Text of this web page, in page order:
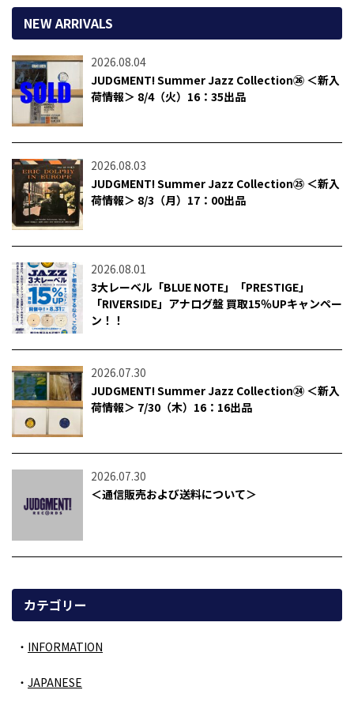
NEW ARRIVALS
2026.08.04
JUDGMENT! Summer Jazz Collection㉖ ＜新入
荷情報＞ 8/4（火）16：35出品
2026.08.03
JUDGMENT! Summer Jazz Collection㉕ ＜新入
荷情報＞ 8/3（月）17：00出品
2026.08.01
3大レーベル「BLUE NOTE」「PRESTIGE」
「RIVERSIDE」アナログ盤 買取15％UPキャンペー
ン！！
2026.07.30
JUDGMENT! Summer Jazz Collection㉔ ＜新入
荷情報＞ 7/30（木）16：16出品
2026.07.30
＜通信販売および送料について＞
カテゴリー
INFORMATION
JAPANESE